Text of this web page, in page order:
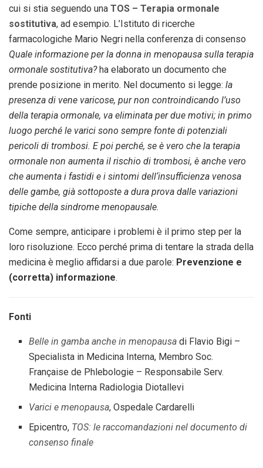
cui si stia seguendo una TOS – Terapia ormonale
sostitutiva, ad esempio. L’Istituto di ricerche
farmacologiche Mario Negri nella conferenza di consenso
Quale informazione per la donna in menopausa sulla terapia
ormonale sostitutiva?ha elaborato un documento che
prende posizione in merito. Nel documento si legge: la
presenza di vene varicose, pur non controindicando l’uso
della terapia ormonale, va eliminata per due motivi; in primo
luogo perché le varici sono sempre fonte di potenziali
pericoli di trombosi. E poi perché, se è vero che la terapia
ormonale non aumenta il rischio di trombosi, è anche vero
che aumenta i fastidi e i sintomi dell‘insufficienza venosa
delle gambe, già sottoposte a dura prova dalle variazioni
tipiche della sindrome menopausale.
Come sempre, anticipare i problemi è il primo step per la
loro risoluzione. Ecco perché prima di tentare la strada della
medicina è meglio affidarsi a due parole: Prevenzione e
(corretta) informazione.
Fonti
Belle in gamba anche in menopausa di Flavio Bigi –
Specialista in Medicina Interna, Membro Soc.
Française de Phlebologie – Responsabile Serv.
Medicina Interna Radiologia Diotallevi
Varici e menopausa, Ospedale Cardarelli
Epicentro, TOS: le raccomandazioni nel documento di
consenso finale